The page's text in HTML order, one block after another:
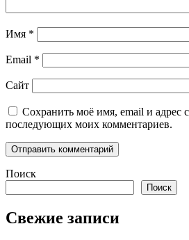
Имя *
Email *
Сайт
Сохранить моё имя, email и адрес
последующих моих комментариев.
Поиск
Поиск
Свежие записи